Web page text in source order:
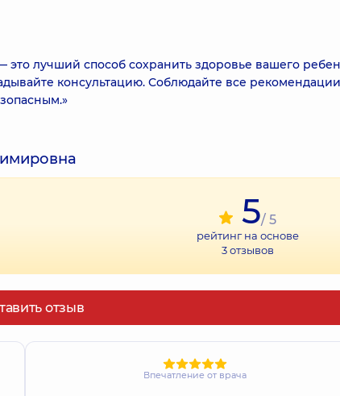
лучший способ сохранить здоровье вашего
консультацию. Соблюдайте все рекомендации
5/ 5
рейтинг на основе
3отзывов
отзыв
Впечатление от врача